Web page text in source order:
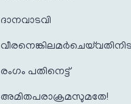
ദാനവാടവി
രംഗം പതിനെട്ട്
അമിതപരാക്രമസുമതേ!